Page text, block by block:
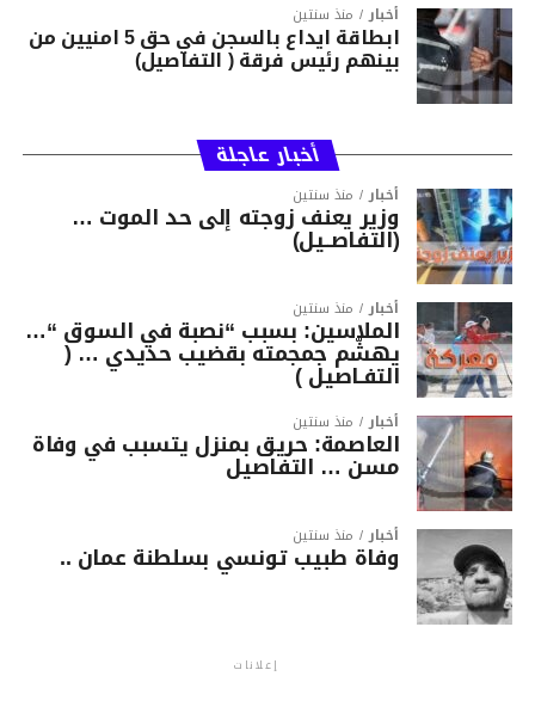
أخبار منذ سنتين
ابطاقة ايداع بالسجن في حق 5 امنيين من
بينهم رئيس فرقة ( التفاصيل)
أخبار عاجلة
أخبار منذ سنتين
وزير يعنف زوجته إلى حد الموت …
(التفاصــيل)
أخبار منذ سنتين
الملاسين: بسبب “نصبة في السوق “…
يهشّم جمجمته بقضيب حديدي … (
التفـاصيل )
أخبار منذ سنتين
العاصمة: حريق بمنزل يتسبب في وفاة
مسن … التفاصيل
أخبار منذ سنتين
وفاة طبيب تونسي بسلطنة عمان ..
إعلانات